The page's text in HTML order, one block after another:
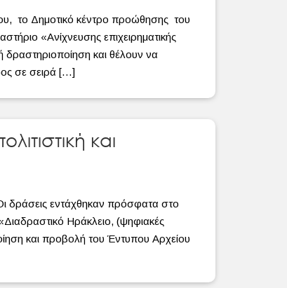
το Δημοτικό κέντρο προώθησης του
«Ανίχνευσης επιχειρηματικής
δραστηριοποίηση και θέλουν να
σε σειρά […]
και
δράσεις εντάχθηκαν πρόσφατα στο
Ηράκλειο, (ψηφιακές
και προβολή του Έντυπου Αρχείου